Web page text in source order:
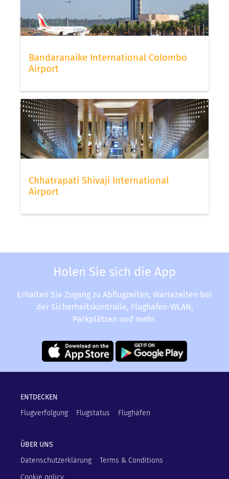
Bandaranaike International Colombo
Airport
Chhatrapati Shivaji International
Airport
Holen Sie sich die App
Erhalten Sie Zugang zu Abflugzeiten, Wartezeiten bei
der Sicherheitskontrolle, Flughafen-WLAN,
Parkplätzen und mehr.
ENTDECKEN
Flugverfolgung
Flugstatus Flughäfen
ÜBER UNS
Datenschutzerklärung
Terms & Conditions